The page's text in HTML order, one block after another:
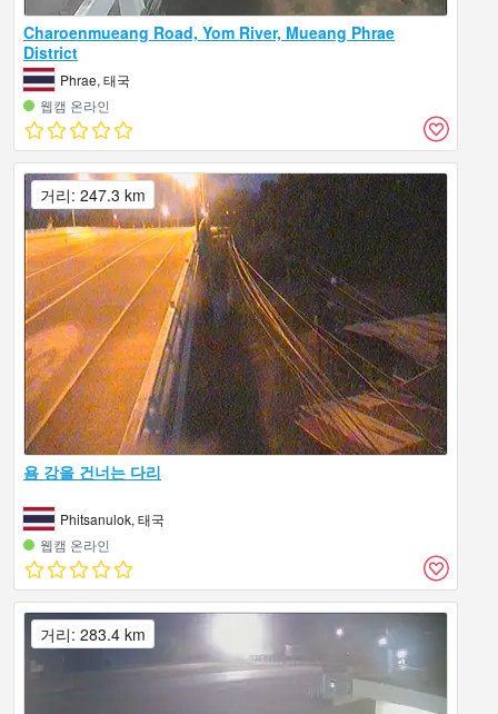
Charoenmueang Road, Yom River, Mueang Phrae
District
Phrae, 태국
웹캠 온라인
욤 강을 건너는 다리
Phitsanulok, 태국
웹캠 온라인
거리: 247.3 km
거리: 283.4 km